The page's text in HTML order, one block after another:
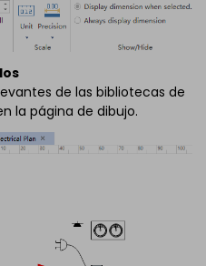
de las bibliotecas de
la página de dibujo.